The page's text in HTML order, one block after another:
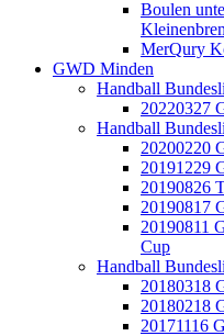
Boulen
MerQury
GWD Minden
Handball
20220327
Handball
20200220
20191229
20190826
20190817
20190811
Cup
Handball
20180318
20180218
20171116